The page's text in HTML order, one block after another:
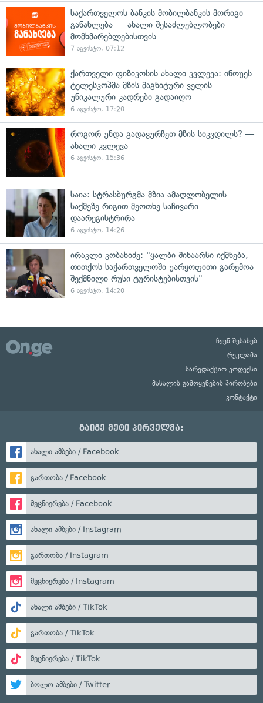
საქართველოს ბანკის მობილბანკის მორიგი
განახლება — ახალი შესაძლებლობები
მომხმარებლებისთვის
7 აგვისტო, 07:12
ქართველი ფიზიკოსის ახალი კვლევა: ინოუეს
ტელესკოპმა მზის მაგნიტური ველის
უნიკალური კადრები გადაიღო
6 აგვისტო, 17:20
როგორ უნდა გადავურჩეთ მზის სიკვდილს? —
ახალი კვლევა
6 აგვისტო, 15:36
საია: სტრასბურგმა მზია ამაღლობელის
საქმეზე რიგით მეოთხე საჩივარი
დაარეგისტრირა
6 აგვისტო, 14:26
ირაკლი კობახიძე: "ყალბი შინაარსი იქმნება,
თითქოს საქართველოში უარყოფითი გარემოა
შექმნილი რუსი ტურისტებისთვის"
6 აგვისტო, 14:20
ჩვენ შესახებ
რეკლამა
სარედაქციო კოდექსი
მასალის გამოყენების პირობები
კონტაქტი
გაიგე მეტი პირველმა:
ახალი ამბები / Facebook
გართობა / Facebook
მეცნიერება / Facebook
ახალი ამბები / Instagram
გართობა / Instagram
მეცნიერება / Instagram
ახალი ამბები / TikTok
გართობა / TikTok
მეცნიერება / TikTok
ბოლო ამბები / Twitter